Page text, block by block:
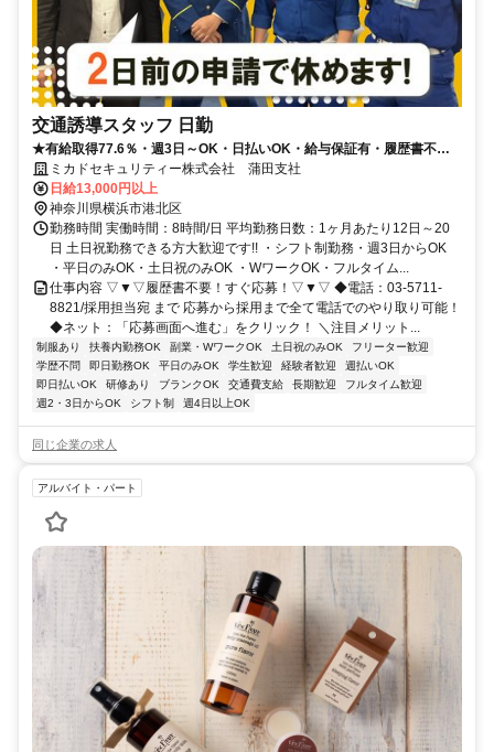
交通誘導スタッフ 日勤
★有給取得77.6％・週3日～OK・日払いOK・給与保証有・履歴書不要
★ ミカドセキュリティー株式会社 蒲田支社
日給13,000円以上
神奈川県横浜市港北区
勤務時間 実働時間：8時間/日 平均勤務日数：1ヶ月あたり12日～20
日 土日祝勤務できる方大歓迎です!! ・シフト制勤務・週3日からOK
・平日のみOK・土日祝のみOK ・WワークOK・フルタイム...
仕事内容 ▽▼▽履歴書不要！すぐ応募！▽▼▽ ◆電話：03-5711-
8821/採用担当宛 まで 応募から採用まで全て電話でのやり取り可能！
◆ネット：「応募画面へ進む」をクリック！ ＼注目メリット...
制服あり 扶養内勤務OK 副業・WワークOK 土日祝のみOK
フリーター歓迎
学歴不問
即日勤務OK 平日のみOK 学生歓迎 経験者歓迎
週払いOK
即日払いOK
研修あり ブランクOK 交通費支給 長期歓迎
フルタイム歓迎
週2・3日からOK
シフト制 週4日以上OK
同じ企業の求人
アルバイト・パート